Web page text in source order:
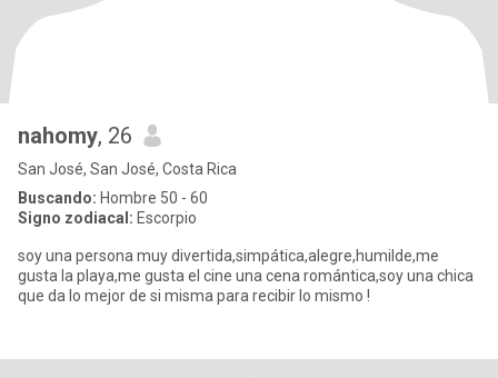
nahomy, 26
San José, San José, Costa Rica
Buscando: Hombre 50 - 60
Signo zodiacal: Escorpio
soy una persona muy divertida,simpática,alegre,humilde,me
gusta la playa,me gusta el cine una cena romántica,soy una chica
que da lo mejor de si misma para recibir lo mismo !